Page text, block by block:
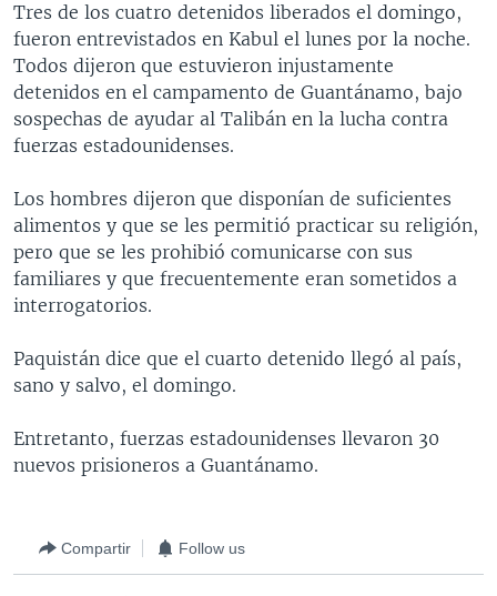
PERÚ
ECUADOR
VENEZUELA
BRASIL
GUATEMALA
HONDURAS
NICARAGUA
LIBERTAD DE PRENSA
MUNDO
ECONOMÍA
ENTRETENIMIENTO Y CULTURA
TECNOLOGÍA
DEPORTES
CIENCIA Y SALUD
LIBERTAD DE PRENSA
UCRANIA
MULTIMEDIA
VIDEOS
FOTOGRAFÍA
AUDIOS
PROGRAMAS TV
EL MUNDO AL DÍA
FORO INTERAMERICANO
VISIÓN 360
LAS CLAVES
PANORAMA
RADIO
AVANCE INFORMATIVO
AUDIONOTICIAS
BUENOS DÍAS AMÉRICA
ESTADOS UNIDOS AL DÍA
EL MUNDO AL DÍA [RADIO]
FORO [RADIO]
DEPORTIVO INTERNACIONAL
ENTRETENIMIENTO
DIRECT
DOCUMENTALES DE LA VOA
SÍGANOS
Tres de los cuatro detenidos liberados el domingo,
fueron entrevistados en Kabul el lunes por la noche.
Todos dijeron que estuvieron injustamente
detenidos en el campamento de Guantánamo, bajo
sospechas de ayudar al Talibán en la lucha contra
fuerzas estadounidenses.
Los hombres dijeron que disponían de suficientes
alimentos y que se les permitió practicar su religión,
pero que se les prohibió comunicarse con sus
familiares y que frecuentemente eran sometidos a
interrogatorios.
Paquistán dice que el cuarto detenido llegó al país,
sano y salvo, el domingo.
Entretanto, fuerzas estadounidenses llevaron 30
nuevos prisioneros a Guantánamo.
Compartir Follow us